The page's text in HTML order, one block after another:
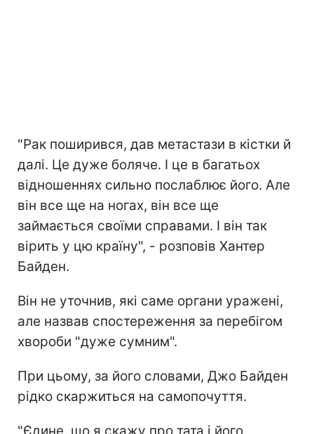
"Рак поширився, дав метастази в кістки й
далі. Це дуже боляче. І це в багатьох
відношеннях сильно послаблює його. Але
він все ще на ногах, він все ще
займається своїми справами. І він так
вірить у цю країну", - розповів Хантер
Байден.
Він не уточнив, які саме органи уражені,
але назвав спостереження за перебігом
хвороби "дуже сумним".
При цьому, за його словами, Джо Байден
рідко скаржиться на самопочуття.
"Єдине, що я скажу про тата і його